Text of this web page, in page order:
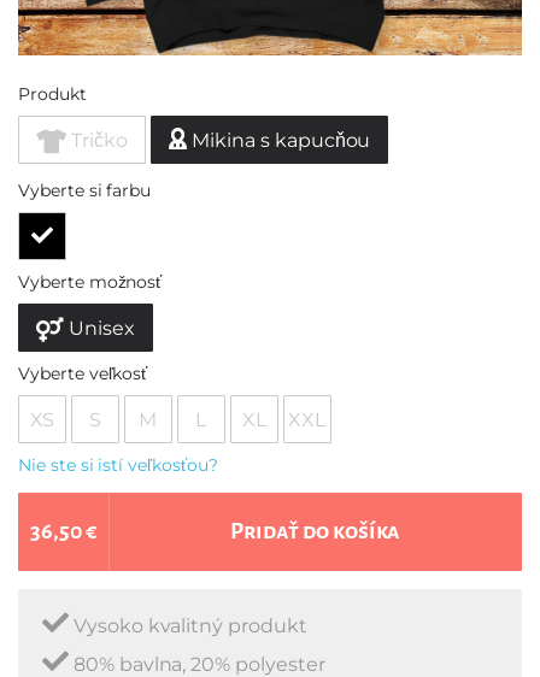
Produkt
Tričko Mikina s kapucňou
Vyberte si farbu
Vyberte možnosť
Unisex
Vyberte veľkosť
XS S M L XL XXL
Nie ste si istí veľkosťou?
36,50 € Pridať do košíka
Vysoko kvalitný produkt
80% bavlna, 20% polyester